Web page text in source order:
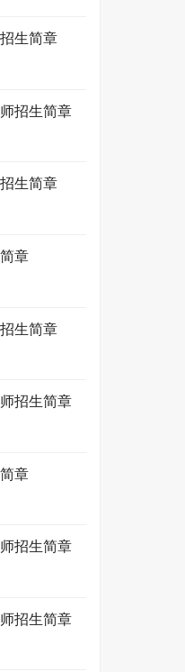
生简章
招生简章
生简章
章
生简章
招生简章
章
招生简章
招生简章